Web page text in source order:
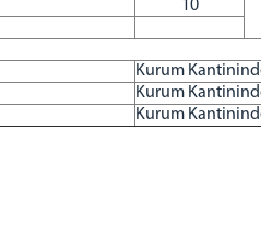
10
Kurum
Kurum
Kurum